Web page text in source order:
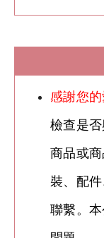
感謝您
檢查是
商品或
裝、配
聯繫。